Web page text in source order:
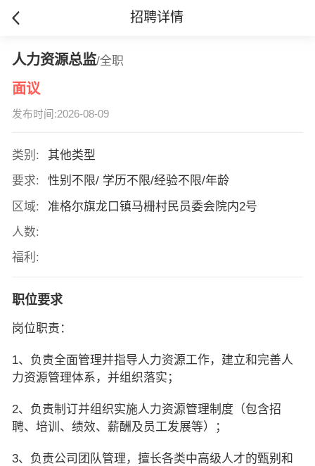
招聘详情
人力资源总监/全职
面议
发布时间:2026-08-09
类别:
其他类型
要求:
性别不限/ 学历不限/经验不限/年龄
区域:
准格尔旗龙口镇马栅村民员委会院内2号
人数:
福利:
职位要求
岗位职责：
1、负责全面管理并指导人力资源工作，建立和完善人
力资源管理体系，并组织落实；
2、负责制订并组织实施人力资源管理制度（包含招
聘、培训、绩效、薪酬及员工发展等）；
3、负责公司团队管理，擅长各类中高级人才的甄别和